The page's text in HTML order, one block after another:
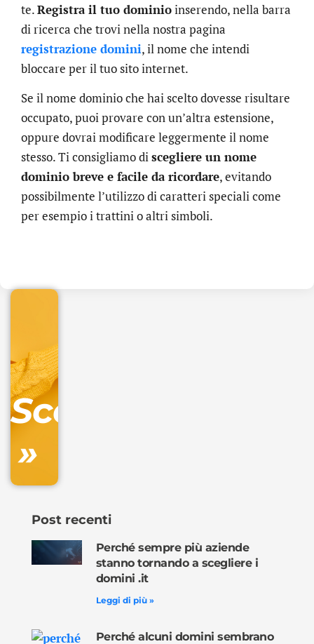
te.Registra il tuo dominioinserendo, nella barra
di ricerca che trovi nella nostra pagina
registrazione domini, il nome che intendi
bloccare per il tuo sito internet.
Se il nome dominio che hai scelto dovesse risultare
occupato, puoi provare con un’altra estensione,
oppure dovrai modificare leggermente il nome
stesso. Ti consigliamo discegliere un nome
dominio breve e facile da ricordare, evitando
possibilmente l’utilizzo di caratteri speciali come
per esempio i trattini o altri simboli.
Scopri
»
.online
Post recenti
Perché sempre più aziende
stanno tornando a scegliere i
domini .it
Leggi di più »
Perché alcuni domini sembrano